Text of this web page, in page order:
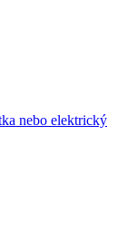
nebo elektrický